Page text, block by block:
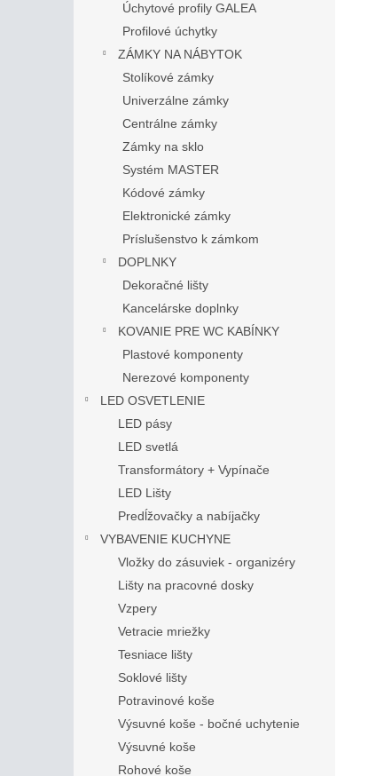
Úchytové profily GALEA
Profilové úchytky
ZÁMKY NA NÁBYTOK
Stolíkové zámky
Univerzálne zámky
Centrálne zámky
Zámky na sklo
Systém MASTER
Kódové zámky
Elektronické zámky
Príslušenstvo k zámkom
DOPLNKY
Dekoračné lišty
Kancelárske doplnky
KOVANIE PRE WC KABÍNKY
Plastové komponenty
Nerezové komponenty
LED OSVETLENIE
LED pásy
LED svetlá
Transformátory + Vypínače
LED Lišty
Predĺžovačky a nabíjačky
VYBAVENIE KUCHYNE
Vložky do zásuviek - organizéry
Lišty na pracovné dosky
Vzpery
Vetracie mriežky
Tesniace lišty
Soklové lišty
Potravinové koše
Výsuvné koše - bočné uchytenie
Výsuvné koše
Rohové koše